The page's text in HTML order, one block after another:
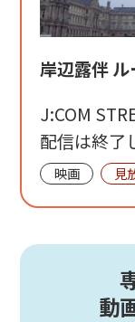
岸辺露伴 ル
J:COM
配信は終了
映画 見
動